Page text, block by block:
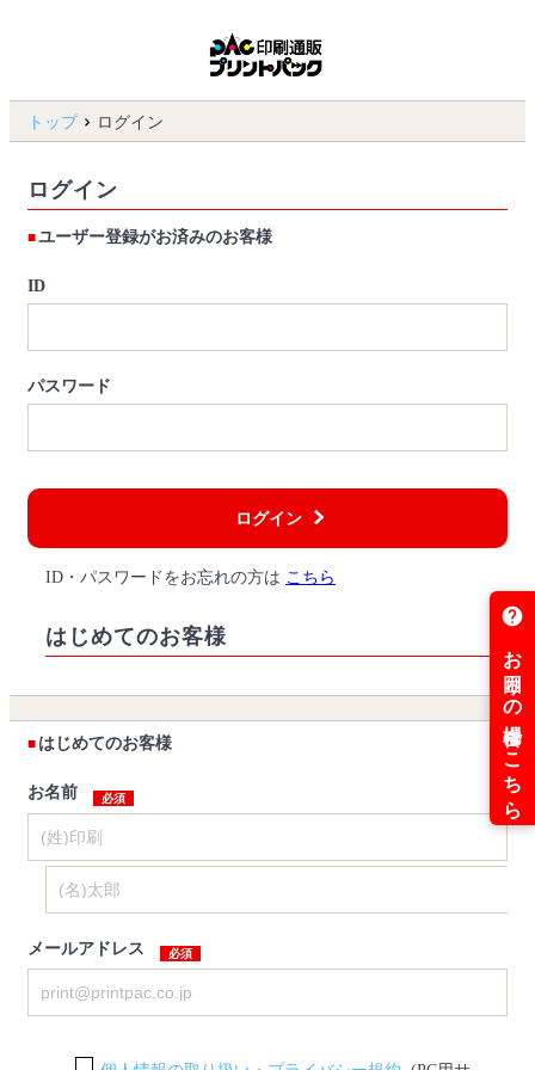
トップ ログイン
ログイン
ユーザー登録がお済みのお客様
ID
パスワード
ログイン
ID・パスワードをお忘れの方は こちら
はじめてのお客様
はじめてのお客様
お名前
メールアドレス